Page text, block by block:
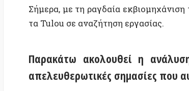
Αναρχιτεκτονική
Ο θεωρητικός του χώρου, Henri Lefebvre
αμετακίνητο, παγιωμένο, αλύγιστο, ενώ
βρίσκεται στην καρδιά αυτής της
από τον Lefebvre — ηαυτονομία : η